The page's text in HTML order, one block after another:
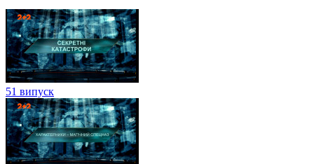
51 випуск